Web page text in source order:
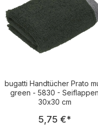
bugatti Handtücher Prato
green - 5830 - Seiflappen
30x30 cm
Regulärer
5,75 €*